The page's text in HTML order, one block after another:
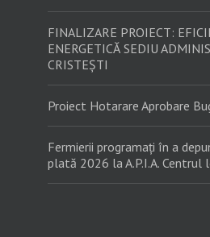
FINALIZARE PROIECT:
ENERGETICĂ SEDIU
CRISTEȘTI
Proiect Hotarare Aprobare
Fermierii programați în a
plată 2026 la A.P.I.A. Centrul